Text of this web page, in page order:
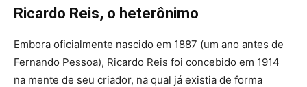
Ricardo Reis, o heterônimo
Embora oficialmente nascido em 1887 (um ano antes de
Fernando Pessoa), Ricardo Reis foi concebido em 1914
na mente de seu criador, na qual já existia de forma